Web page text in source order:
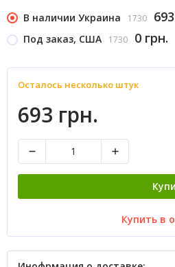
В наличии Украина 1730
Под заказ, США 1730 0 грн.
Осталось несколько штук
693 грн.
Купить в